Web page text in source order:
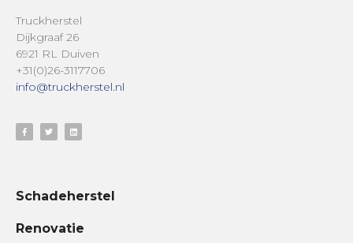
Truckherstel
Dijkgraaf 26
6921 RL Duiven
+31(0)26-3117706
info@truckherstel.nl
Schadeherstel
Renovatie